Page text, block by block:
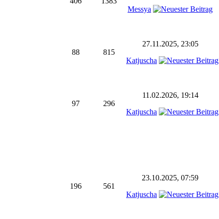
Messya
88 815
27.11.2025, 23:05
Katjuscha
97 296
11.02.2026, 19:14
Katjuscha
196 561
23.10.2025, 07:59
Katjuscha